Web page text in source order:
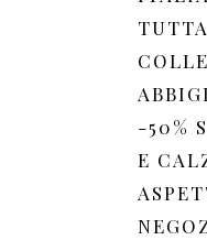
-50%
E